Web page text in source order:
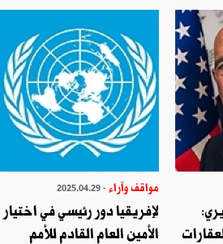
مواقف وآراء - 2025.04.29
لإفريقيا دور رئيسي في اختيار
الأمين العام القادم للأمم